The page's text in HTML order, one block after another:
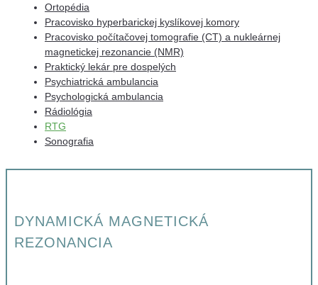
Ortopédia
Pracovisko hyperbarickej kyslíkovej komory
Pracovisko počítačovej tomografie (CT) a nukleárnej
magnetickej rezonancie (NMR)
Praktický lekár pre dospelých
Psychiatrická ambulancia
Psychologická ambulancia
Rádiológia
RTG
Sonografia
DYNAMICKÁ MAGNETICKÁ
REZONANCIA